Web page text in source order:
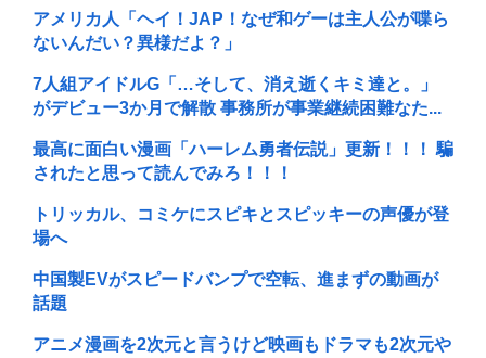
アメリカ人「ヘイ！JAP！なぜ和ゲーは主人公が喋ら
ないんだい？異様だよ？」
7人組アイドルG「…そして、消え逝くキミ達と。」
がデビュー3か月で解散 事務所が事業継続困難なた...
最高に面白い漫画「ハーレム勇者伝説」更新！！！ 騙
されたと思って読んでみろ！！！
トリッカル、コミケにスピキとスピッキーの声優が登
場へ
中国製EVがスピードバンプで空転、進まずの動画が
話題
アニメ漫画を2次元と言うけど映画もドラマも2次元や